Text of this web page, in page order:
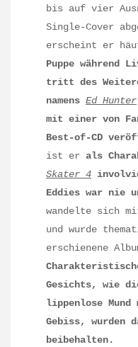
bis auf vier
Single-Cover
erscheint er
Puppe während
tritt des
namens Ed Hunter
mit einer von
Best-of-CD
ist er als
Skater 4
Eddies war nie
wandelte sich
und wurde
erschienene
Gesichts, wie
lippenlose Mund
Gebiss, wurden
beibehalten.